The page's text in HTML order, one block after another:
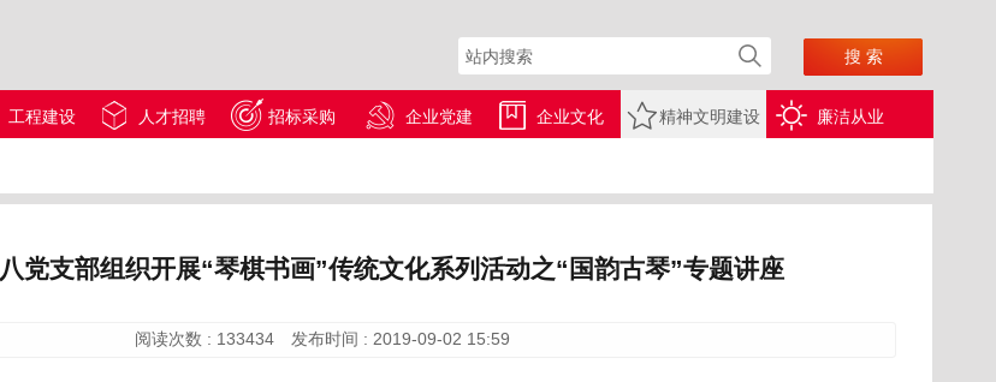
工程建设 人才招聘 招标采购 企业党建 企业文化 精神文明建设 廉洁从业
党支部组织开展“琴棋书画”传统文化系列活动之“国韵古琴”专题讲座
阅读次数 : 133434 发布时间 : 2019-09-02 15:59